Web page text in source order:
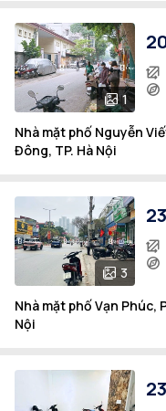
1
Nhà mặt phố Nguyễn
Đông, TP. Hà Nội
3
Nhà mặt phố Vạn Phúc,
Nội